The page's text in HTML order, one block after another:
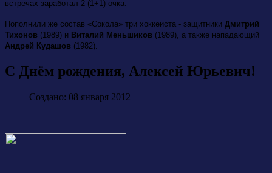
встречах заработал 2 (1+1) очка.
Пополнили же состав «Сокола» три хоккеиста - защитники Дмитрий
Тихонов (1989) и Виталий Меньшиков (1989), а также нападающий
Андрей Кудашов (1982).
С Днём рождения, Алексей Юрьевич!
Создано: 08 января 2012